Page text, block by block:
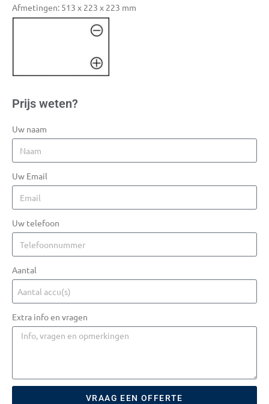
Afmetingen: 513 x 223 x 223 mm
Prijs weten?
Uw naam
Uw Email
Uw telefoon
Aantal
Extra info en vragen
VRAAG EEN OFFERTE